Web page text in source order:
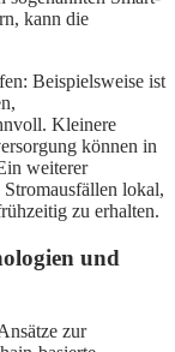
kann die
Beispielsweise ist
Kleinere
können in
weiterer
lokal,
zu erhalten.
und
zur